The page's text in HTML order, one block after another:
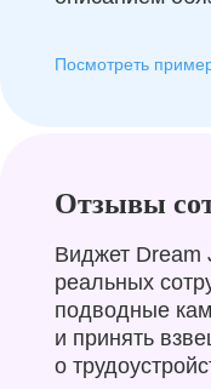
Посмотреть
Отзывы
Виджет Dream
реальных
подводные
и принять
о